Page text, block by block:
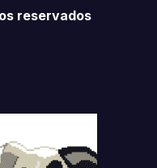
reservados